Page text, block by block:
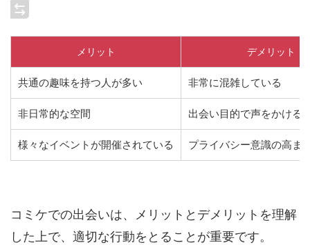
メリット デメリット
共通の趣味を持つ人が多い 非常に混雑している
非日常的な空間 出会い目的で声をかける
様々なイベントが開催されている プライバシー意識の高ま
コミケでの出会いは、メリットとデメリットを理解
した上で、適切な行動をとることが重要です。